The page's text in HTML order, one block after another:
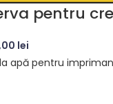
pentru
lei